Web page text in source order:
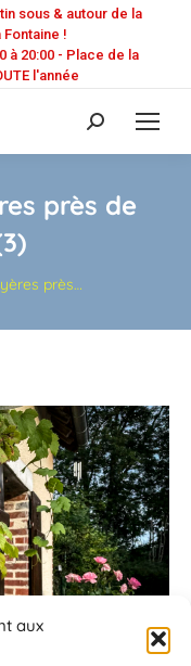
aux
sous & autour de la
!
à 20:00 - Place de la
l'année
Recherche
:
près de
près…